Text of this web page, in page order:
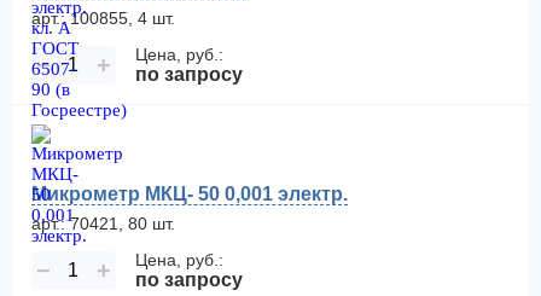
арт.: 100855, 4 шт.
− + Цена, руб.:
по запросу
Микрометр МКЦ- 50 0,001 электр.
арт.: 70421, 80 шт.
− + Цена, руб.:
по запросу